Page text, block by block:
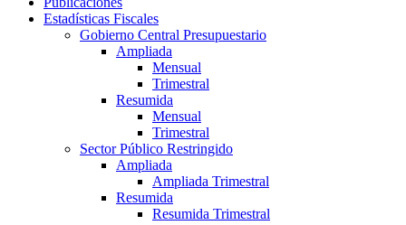
Estadísticas Fiscales
Gobierno Central Presupuestario
Ampliada
Mensual
Trimestral
Resumida
Mensual
Trimestral
Sector Público Restringido
Ampliada
Ampliada Trimestral
Resumida
Resumida Trimestral